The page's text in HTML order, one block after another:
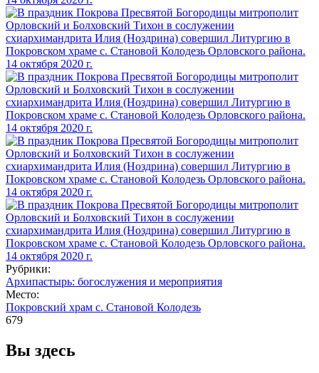
Рубрики:
Архипастырь: богослужения и мероприятия
Место:
Покровский храм с. Становой Колодезь
679
Вы здесь